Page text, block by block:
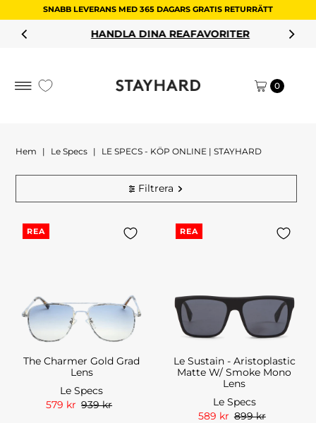
SNABB LEVERANS MED 365 DAGARS GRATIS RETURRÄTT
HANDLA DINA REAFAVORITER
0
Hem | Le Specs | LE SPECS - KÖP ONLINE | STAYHARD
Filtrera
REA
The Charmer Gold Grad
Lens
Le Specs
579 kr 939 kr
REA
Le Sustain - Aristoplastic
Matte W/ Smoke Mono
Lens
Le Specs
589 kr 899 kr